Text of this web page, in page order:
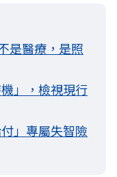
是醫療，是照
」，檢視現行
」專屬失智險